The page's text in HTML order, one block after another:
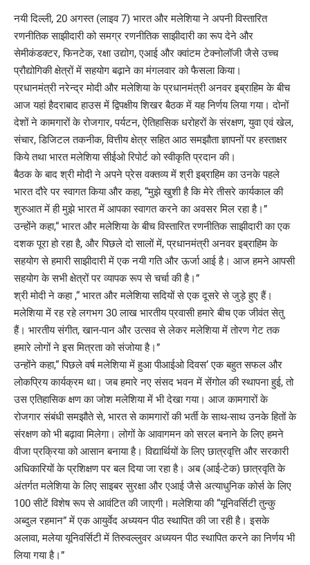
नयी दिल्ली, 20 अगस्त (लाइव 7) भारत और मलेशिया ने अपनी विस्तारित
रणनीतिक साझीदारी को समग्र रणनीतिक साझीदारी का रूप देने और
सेमीकंडक्टर, फिनटेक, रक्षा उद्योग, एआई और क्वांटम टेक्नोलॉजी जैसे उच्च
प्रौद्योगिकी क्षेत्रों में सहयोग बढ़ाने का मंगलवार को फैसला किया।
प्रधानमंत्री नरेन्द्र मोदी और मलेशिया के प्रधानमंत्री अनवर इब्राहिम के बीच
आज यहां हैदराबाद हाउस में द्विपक्षीय शिखर बैठक में यह निर्णय लिया गया। दोनों
देशों ने कामगारों के रोजगार, पर्यटन, ऐतिहासिक धरोहरों के संरक्षण, युवा एवं खेल,
संचार, डिजिटल तकनीक, वित्तीय क्षेत्र सहित आठ समझौता ज्ञापनों पर हस्ताक्षर
किये तथा भारत मलेशिया सीईओ रिपोर्ट को स्वीकृति प्रदान की।
बैठक के बाद श्री मोदी ने अपने प्रेस वक्तव्य में श्री इब्राहिम का उनके पहले
भारत दौरे पर स्वागत किया और कहा, “मुझे खुशी है कि मेरे तीसरे कार्यकाल की
शुरुआत में ही मुझे भारत में आपका स्वागत करने का अवसर मिल रहा है।”
उन्होंने कहा,“ भारत और मलेशिया के बीच विस्तारित रणनीतिक साझीदारी का एक
दशक पूरा हो रहा है, और पिछले दो सालों में, प्रधानमंत्री अनवर इब्राहिम के
सहयोग से हमारी साझीदारी में एक नयी गति और ऊर्जा आई है। आज हमने आपसी
सहयोग के सभी क्षेत्रों पर व्यापक रूप से चर्चा की है।”
श्री मोदी ने कहा ,“ भारत और मलेशिया सदियों से एक दूसरे से जुड़े हुए हैं।
मलेशिया में रह रहे लगभग 30 लाख भारतीय प्रवासी हमारे बीच एक जीवंत सेतु
हैं। भारतीय संगीत, खान-पान और उत्सव से लेकर मलेशिया में तोरण गेट तक
हमारे लोगों ने इस मित्रता को संजोया है।”
उन्होंने कहा,“ पिछले वर्ष मलेशिया में हुआ पीआईओ दिवस‘ एक बहुत सफल और
लोकप्रिय कार्यक्रम था। जब हमारे नए संसद भवन में सेंगोल की स्थापना हुई, तो
उस एतिहासिक क्षण का जोश मलेशिया में भी देखा गया। आज कामगारों के
रोजगार संबंधी समझौते से, भारत से कामगारों की भर्ती के साथ-साथ उनके हितों के
संरक्षण को भी बढ़ावा मिलेगा। लोगों के आवागमन को सरल बनाने के लिए हमने
वीजा प्रक्रिया को आसान बनाया है। विद्यार्थियों के लिए छात्रवृत्ति और सरकारी
अधिकारियों के प्रशिक्षण पर बल दिया जा रहा है। अब (आई-टेक) छात्रवृति के
अंतर्गत मलेशिया के लिए साइबर सुरक्षा और एआई जैसे अत्याधुनिक कोर्स के लिए
100 सीटें विशेष रूप से आवंटित की जाएगी। मलेशिया की “यूनिवर्सिटी तुन्कु
अब्दुल रहमान” में एक आयुर्वेद अध्ययन पीठ स्थापित की जा रही है। इसके
अलावा, मलेया यूनिवर्सिटी में तिरुवल्लुवर अध्ययन पीठ स्थापित करने का निर्णय भी
लिया गया है।”